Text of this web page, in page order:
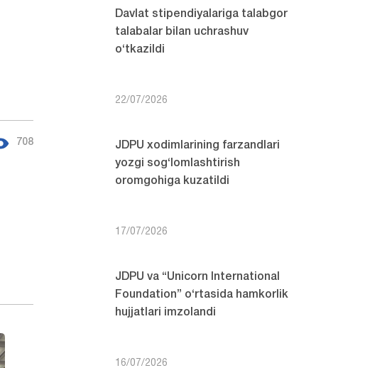
708
Davlat stipendiyalariga talabgor
talabalar bilan uchrashuv
o‘tkazildi
22/07/2026
JDPU xodimlarining farzandlari
yozgi sog‘lomlashtirish
oromgohiga kuzatildi
17/07/2026
JDPU va “Unicorn International
Foundation” o‘rtasida hamkorlik
hujjatlari imzolandi
16/07/2026